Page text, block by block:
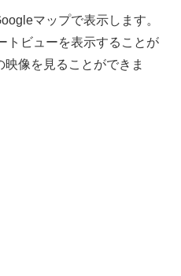
マップで表示します。
トビューを表示することが
像を見ることができま